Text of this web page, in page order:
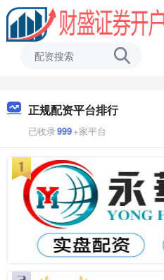
正规配资平台排行
已收录999+家平台